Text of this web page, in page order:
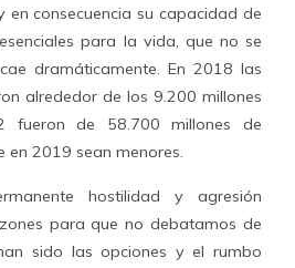
consecuencia su capacidad de
para la vida, que no se
dramáticamente. En 2018 las
alrededor de los 9.200 millones
fueron de 58.700 millones de
en 2019 sean menores.
hostilidad y agresión
para que no debatamos de
sido las opciones y el rumbo